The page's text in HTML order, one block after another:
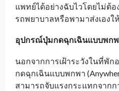
แพทย์ได้อย่างฉับไวโดยไม่ต้
รถพยาบาลหรือพามาส่งเองให้
อุปกรณ์ปุ่มกดฉุกเฉินแบบพกพ
นอกจากการเฝ้าระวังในที่พั
กดฉุกเฉินแบบพกพา
สามารถจับแรงกระแทกจาก